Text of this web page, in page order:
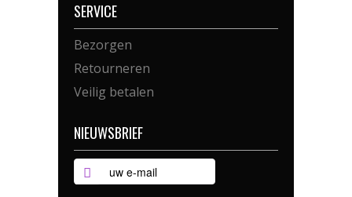
SERVICE
Bezorgen
Retourneren
Veilig betalen
NIEUWSBRIEF